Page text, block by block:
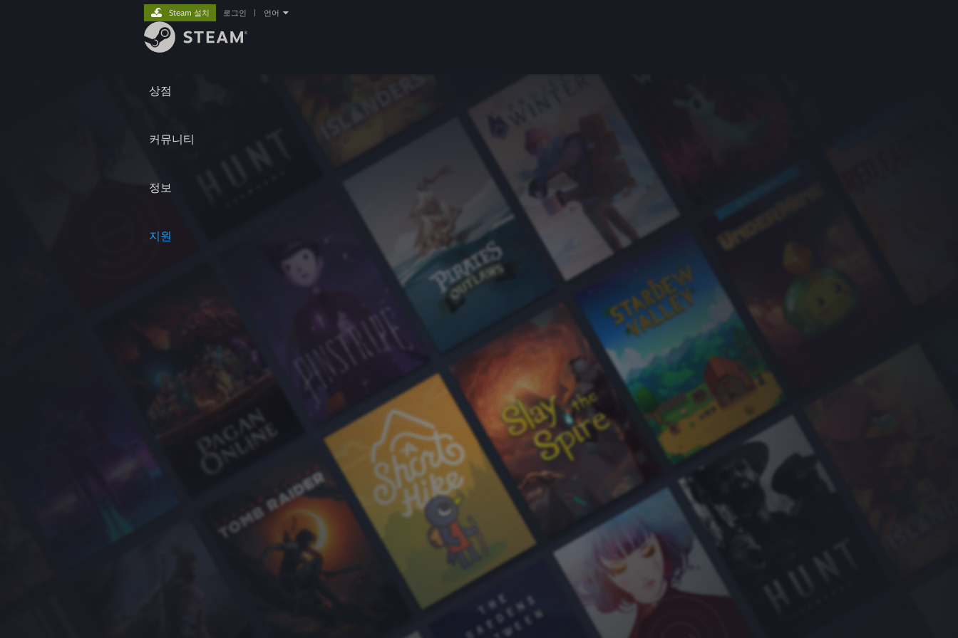
상점
커뮤니티
정보
지원
Steam 설치 로그인 언어